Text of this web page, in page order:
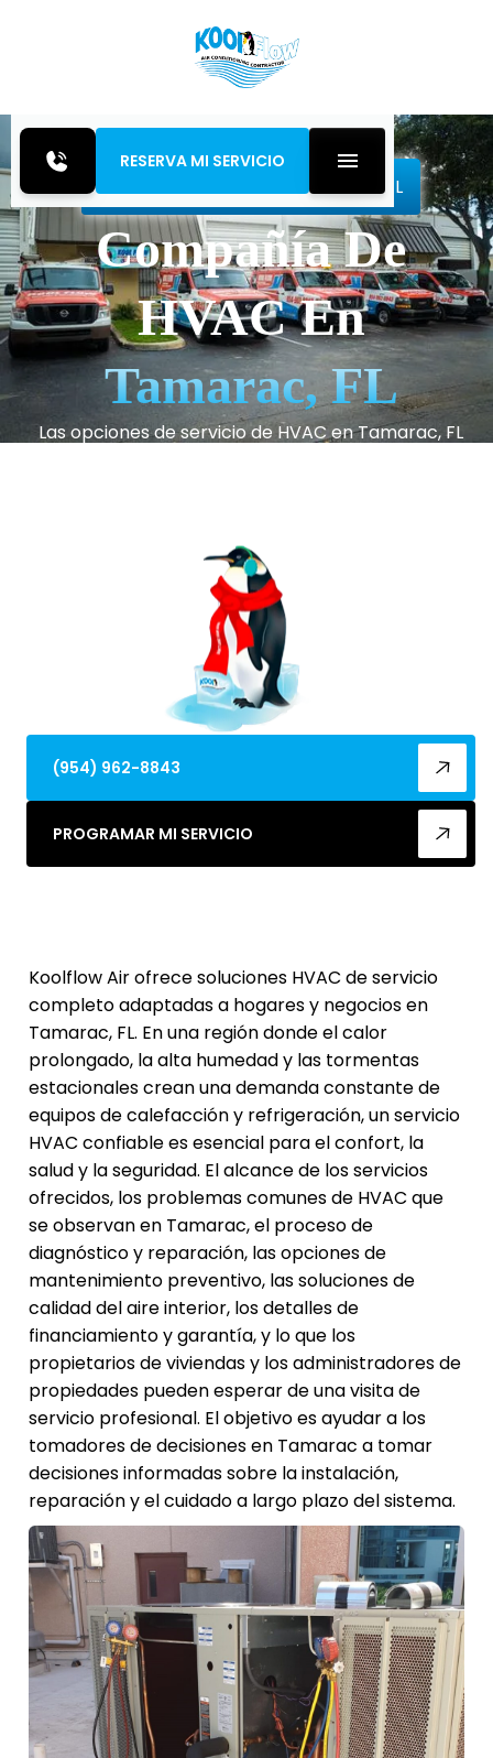
RESERVA MI SERVICIO
Inicio Tamarac, FL
Compañía De
HVAC En
Tamarac, FL
Las opciones de servicio de HVAC en Tamarac, FL
(954) 962-8843
PROGRAMAR MI SERVICIO
Koolflow Air ofrece soluciones HVAC de servicio
completo adaptadas a hogares y negocios en
Tamarac, FL. En una región donde el calor
prolongado, la alta humedad y las tormentas
estacionales crean una demanda constante de
equipos de calefacción y refrigeración, un servicio
HVAC confiable es esencial para el confort, la
salud y la seguridad. El alcance de los servicios
ofrecidos, los problemas comunes de HVAC que
se observan en Tamarac, el proceso de
diagnóstico y reparación, las opciones de
mantenimiento preventivo, las soluciones de
calidad del aire interior, los detalles de
financiamiento y garantía, y lo que los
propietarios de viviendas y los administradores de
propiedades pueden esperar de una visita de
servicio profesional. El objetivo es ayudar a los
tomadores de decisiones en Tamarac a tomar
decisiones informadas sobre la instalación,
reparación y el cuidado a largo plazo del sistema.